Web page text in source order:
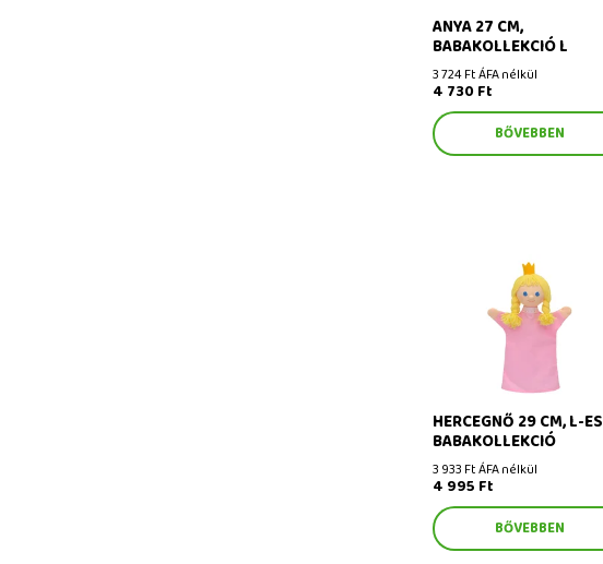
ANYA 27 CM,
BABAKOLLEKCIÓ L
3 724 Ft ÁFA nélkül
4 730 Ft
BŐVEBBEN
Hercegnő 29 cm, L-es
babakollekció
HERCEGNŐ 29 CM, L-ES
BABAKOLLEKCIÓ
3 933 Ft ÁFA nélkül
4 995 Ft
BŐVEBBEN